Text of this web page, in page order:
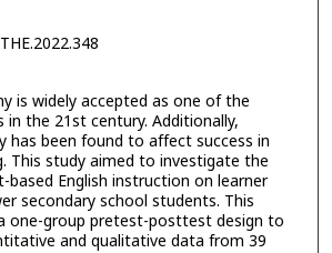
is widely accepted as one of the
in the 21st century. Additionally,
has been found to affect success in
This study aimed to investigate the
English instruction on learner
secondary school students. This
one-group pretest-posttest design to
and qualitative data from 39